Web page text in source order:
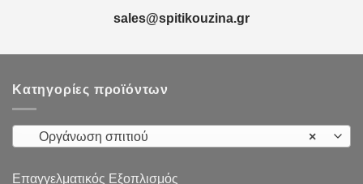
sales@spitikouzina.gr
Κατηγορίες προϊόντων
×
Οργάνωση σπιτιού
Επαγγελματικός Εξοπλισμός